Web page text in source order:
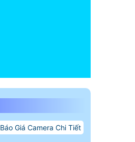
Báo Giá Camera Chi Tiết